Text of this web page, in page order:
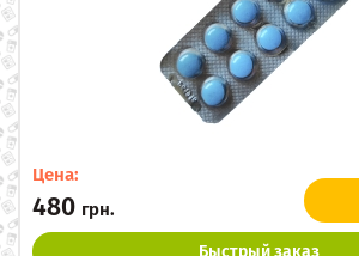
Цена:
480 грн.
Быстрый заказ